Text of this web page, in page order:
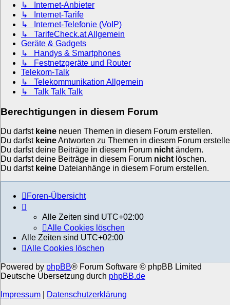
↳ Internet-Anbieter
↳ Internet-Tarife
↳ Internet-Telefonie (VoIP)
↳ TarifeCheck.at Allgemein
Geräte & Gadgets
↳ Handys & Smartphones
↳ Festnetzgeräte und Router
Telekom-Talk
↳ Telekommunikation Allgemein
↳ Talk Talk Talk
Berechtigungen in diesem Forum
Du darfst keine neuen Themen in diesem Forum erstellen.
Du darfst keineAntworten zu Themen in diesem Forum
Du darfst deine Beiträge in diesem Forum nichtändern.
Du darfst deine Beiträge in diesem Forum nichtlöschen.
Du darfst keine Dateianhänge in diesem Forum erstellen.
Foren-Übersicht
Alle Zeiten sind UTC+02:00
Alle Cookies löschen
Alle Zeiten sind UTC+02:00
Alle Cookies löschen
Powered by phpBB® Forum Software © phpBB Limited
Deutsche Übersetzung durch phpBB.de
Impressum Datenschutzerklärung